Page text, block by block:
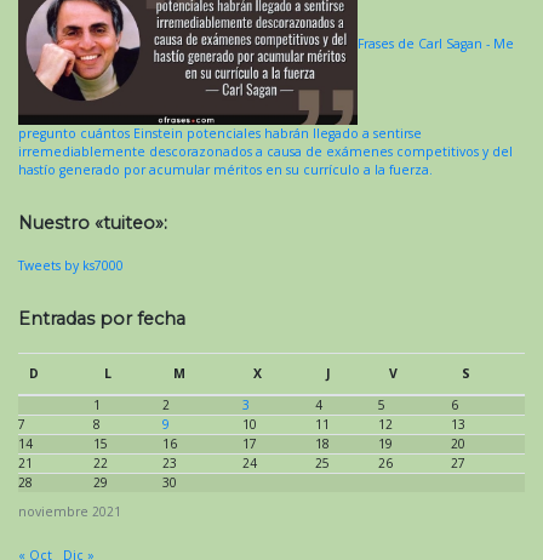
Frases de Carl Sagan - Me
pregunto cuántos Einstein potenciales habrán llegado a sentirse
irremediablemente descorazonados a causa de exámenes competitivos y del
hastío generado por acumular méritos en su currículo a la fuerza.
Nuestro «tuiteo»:
Tweets by ks7000
Entradas por fecha
noviembre 2021
D L M X J V
S
1
2 3 4 5
6
7
8 9 10 11 12
13
14
15 16 17 18 19
20
21
22 23 24 25 26
27
28
29 30
« Oct Dic »